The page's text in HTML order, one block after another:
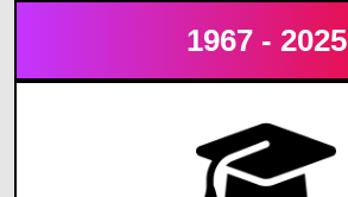
1967 - 2025